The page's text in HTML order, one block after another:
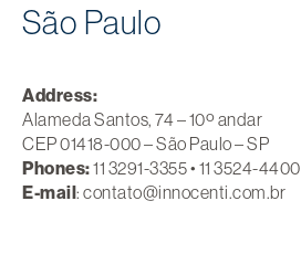
São Paulo
Address:
Alameda Santos, 74 – 10º andar
CEP 01418-000 – São Paulo – SP
Phones:11 3291-3355 • 11 3524-4400
E-mail: contato@innocenti.com.br